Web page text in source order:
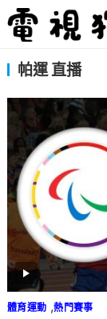
帕運 直播
體育運動 ,熱門賽事